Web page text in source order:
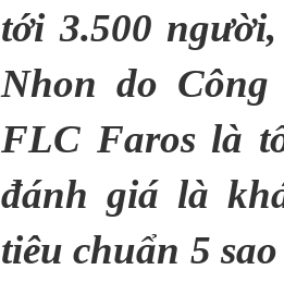
tới 3.500 người
Nhon do
FLC Faros là
đánh giá là
tiêu chuẩn 5